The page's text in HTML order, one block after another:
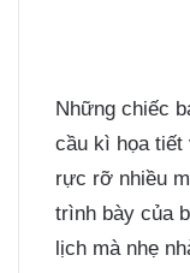
Những chiếc
cầu kì họa tiết
rực rỡ nhiều
trình bày của
lịch mà nhẹ